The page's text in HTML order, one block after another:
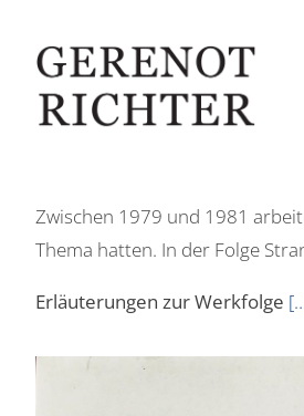
Zwischen 1979 und 1981
Thema hatten. In der Folge
Erläuterungen zur Werkfolge